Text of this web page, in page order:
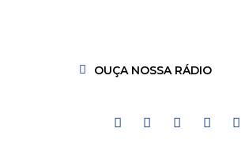
OUÇA NOSSA RÁDIO